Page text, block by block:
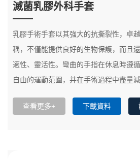
滅菌乳膠外科手套
乳膠手術手套以其強大的抗撕裂性，卓
稱，不僅能提供良好的生物保護，而且
適性、靈活性。彎曲的手指在休息時遵
自由的運動范圍，并在手術過程中盡量減
查看更多+ 下載資料